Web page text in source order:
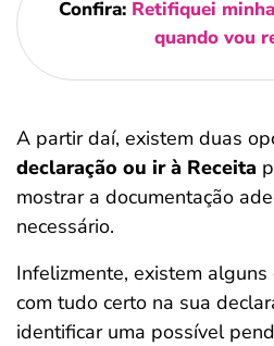
Confira: Retifiquei
quando vou
A partir daí, existem duas
declaração ou ir à Receita
mostrar a documentação
necessário.
Infelizmente, existem
com tudo certo na sua
identificar uma possível